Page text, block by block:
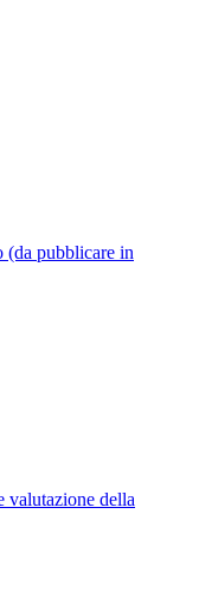
(da pubblicare in
valutazione della